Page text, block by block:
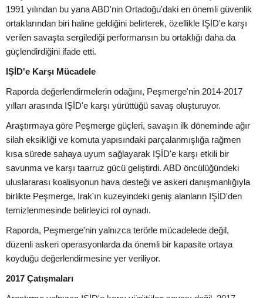
1991 yılından bu yana ABD'nin Ortadoğu'daki en önemli güvenlik
ortaklarından biri haline geldiğini belirterek, özellikle IŞİD'e karşı
verilen savaşta sergilediği performansın bu ortaklığı daha da
güçlendirdiğini ifade etti.
IŞİD'e Karşı Mücadele
Raporda değerlendirmelerin odağını, Peşmerge'nin 2014-2017
yılları arasında IŞİD'e karşı yürüttüğü savaş oluşturuyor.
Araştırmaya göre Peşmerge güçleri, savaşın ilk döneminde ağır
silah eksikliği ve komuta yapısındaki parçalanmışlığa rağmen
kısa sürede sahaya uyum sağlayarak IŞİD'e karşı etkili bir
savunma ve karşı taarruz gücü geliştirdi. ABD öncülüğündeki
uluslararası koalisyonun hava desteği ve askeri danışmanlığıyla
birlikte Peşmerge, Irak'ın kuzeyindeki geniş alanların IŞİD'den
temizlenmesinde belirleyici rol oynadı.
Raporda, Peşmerge'nin yalnızca terörle mücadelede değil,
düzenli askeri operasyonlarda da önemli bir kapasite ortaya
koyduğu değerlendirmesine yer veriliyor.
2017 Çatışmaları